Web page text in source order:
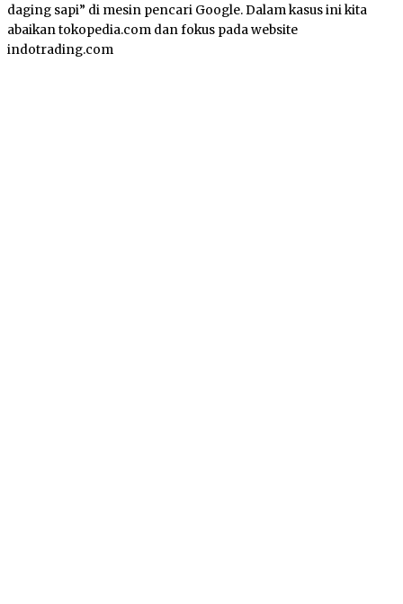
daging sapi” di mesin pencari Google. Dalam kasus ini kita
abaikan tokopedia.com dan fokus pada website
indotrading.com